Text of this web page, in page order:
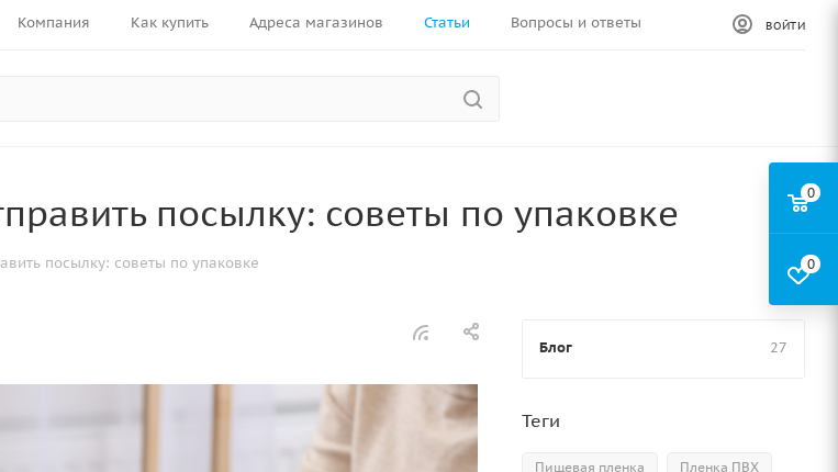
Компания Как купить Адреса магазинов Статьи Вопросы и ответы ВОЙТИ
посылку: советы по упаковке
посылку: советы по упаковке
Блог 27
Теги
Пищевая пленка Пленка ПВХ
0
0